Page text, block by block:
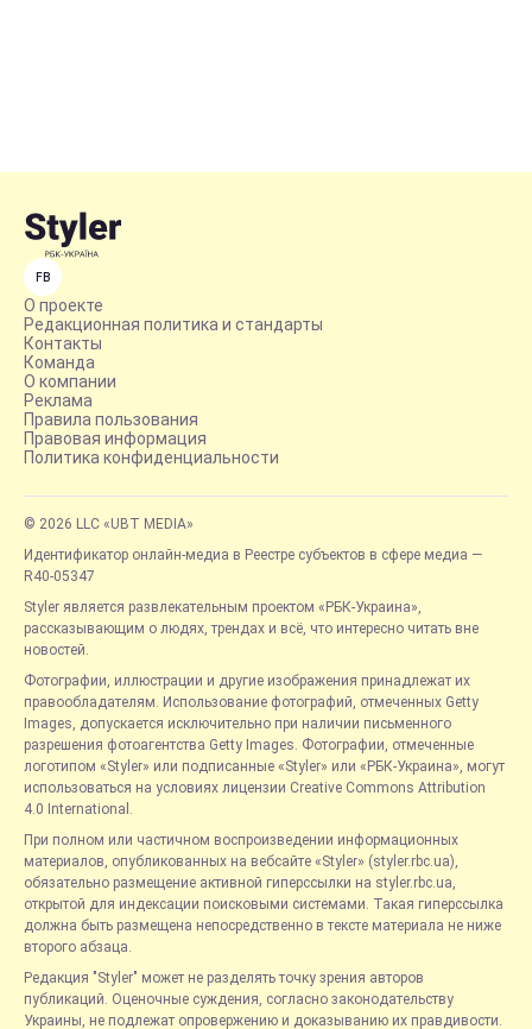
FB
О проекте
Редакционная политика и стандарты
Контакты
Команда
О компании
Реклама
Правила пользования
Правовая информация
Политика конфиденциальности
© 2026 LLC «UBT MEDIA»
Идентификатор онлайн-медиа в Реестре субъектов в сфере медиа —
R40-05347
Styler является развлекательным проектом «РБК-Украина»,
рассказывающим о людях, трендах и всё, что интересно читать вне
новостей.
Фотографии, иллюстрации и другие изображения принадлежат их
правообладателям. Использование фотографий, отмеченных Getty
Images, допускается исключительно при наличии письменного
разрешения фотоагентства Getty Images. Фотографии, отмеченные
логотипом «Styler» или подписанные «Styler» или «РБК-Украина», могут
использоваться на условиях лицензии Creative Commons Attribution
4.0 International.
При полном или частичном воспроизведении информационных
материалов, опубликованных на вебсайте «Styler» (styler.rbc.ua),
обязательно размещение активной гиперссылки на styler.rbc.ua,
открытой для индексации поисковыми системами. Такая гиперссылка
должна быть размещена непосредственно в тексте материала не ниже
второго абзаца.
Редакция "Styler" может не разделять точку зрения авторов
публикаций. Оценочные суждения, согласно законодательству
Украины, не подлежат опровержению и доказыванию их правдивости.